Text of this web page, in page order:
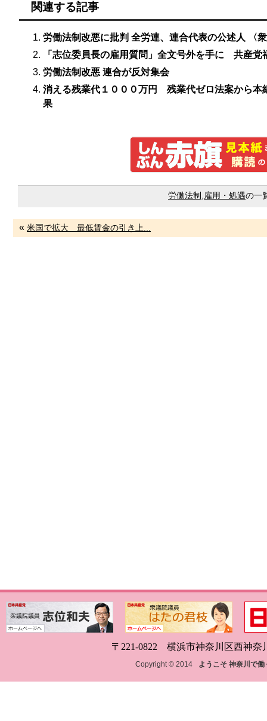
関連する記事
労働法制改悪に批判 全労連、連合代表の公述人 〈
「志位委員長の雇用質問」全文号外を手に 共産党
労働法制改悪 連合が反対集会
消える残業代１０００万円 残業代ゼロ法案から
果
労働法制 雇用・処遇の一
« 米国で拡大 最低賃金の引き上...
〒221-0822 横浜市神奈川区西神奈
Copyright © 2014 ようこそ 神奈川で